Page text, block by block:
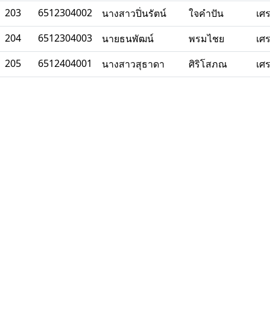
203 6512304002 นางสาวปิ่นรัตน์ ใจคำปัน
เ
204
6512304003 นายธนพัฒน์ พรมไชย
เ
205
6512404001 นางสาวสุธาดา ศิริโสภณ เ